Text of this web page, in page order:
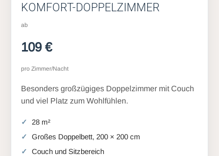
KOMFORT-DOPPELZIMMER
ab
109 €
pro Zimmer/Nacht
Besonders großzügiges Doppelzimmer mit Couch
und viel Platz zum Wohlfühlen.
28 m²
Großes Doppelbett, 200 × 200 cm
Couch und Sitzbereich